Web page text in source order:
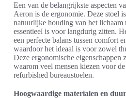
Een van de belangrijkste aspecten
Aeron is de ergonomie. Deze stoel
natuurlijke houding van het lichaam
essentieel is voor langdurig zitten.
een perfecte balans tussen comfort
waardoor het ideaal is voor zowel
Deze ergonomische eigenschappen
waarom veel mensen kiezen voor de
refurbished bureaustoelen.
Hoogwaardige materialen en